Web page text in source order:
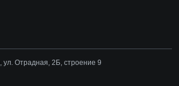
ул. Отрадная, 2Б, строение 9